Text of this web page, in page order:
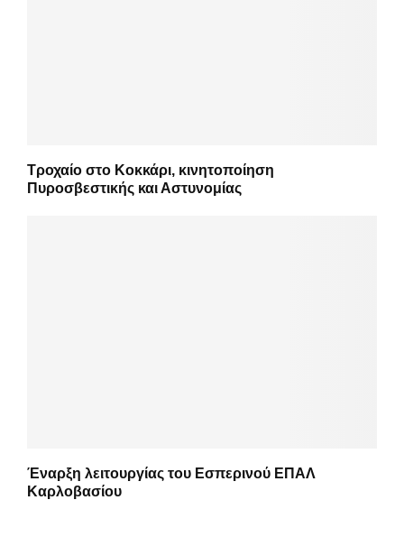
Τροχαίο στο Κοκκάρι, κινητοποίηση
Πυροσβεστικής και Αστυνομίας
Έναρξη λειτουργίας του Εσπερινού ΕΠΑΛ
Καρλοβασίου